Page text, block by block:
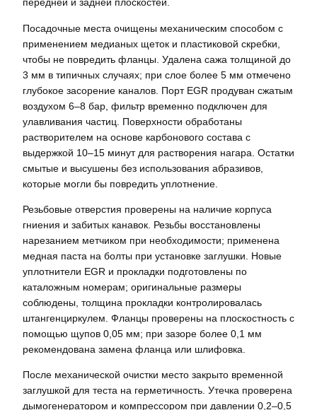
передней и задней плоскостей.
Посадочные места очищены механическим способом с
применением медианых щеток и пластиковой скребки,
чтобы не повредить фланцы. Удалена сажа толщиной до
3 мм в типичных случаях; при слое более 5 мм отмечено
глубокое засорение каналов. Порт EGR продуван сжатым
воздухом 6–8 бар, фильтр временно подключен для
улавливания частиц. Поверхности обработаны
растворителем на основе карбонового состава с
выдержкой 10–15 минут для растворения нагара. Остатки
смытые и высушены без использования абразивов,
которые могли бы повредить уплотнение.
Резьбовые отверстия проверены на наличие корпуса
гниения и забитых канавок. Резьбы восстановлены
нарезанием метчиком при необходимости; применена
медная паста на болты при установке заглушки. Новые
уплотнители EGR и прокладки подготовлены по
каталожным номерам; оригинальные размеры
соблюдены, толщина прокладки контролировалась
штангенциркулем. Фланцы проверены на плоскостность с
помощью щупов 0,05 мм; при зазоре более 0,1 мм
рекомендована замена фланца или шлифовка.
После механической очистки место закрыто временной
заглушкой для теста на герметичность. Утечка проверена
дымогенератором и компрессором при давлении 0,2–0,5